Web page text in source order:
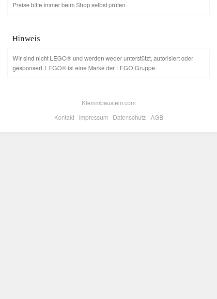
Preise bitte immer beim Shop selbst prüfen.
Hinweis
Wir sind nicht LEGO® und werden weder unterstützt, autorisiert oder
gesponsert. LEGO® ist eine Marke der LEGO Gruppe.
Klemmbaustein.com
Kontakt
Impressum Datenschutz AGB